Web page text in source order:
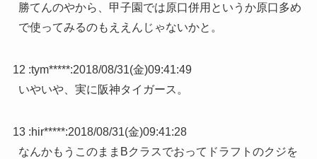
勝てんのやから、甲子園では原口併用というか原口多め
で使ってみるのもええんじゃないかと。
12 :tym*****:2018/08/31(金)09:41:49
いやいや、実に阪神タイガース。
13 :hir*****:2018/08/31(金)09:41:28
なんかもうこのままBクラスでおってドラフトのクジを